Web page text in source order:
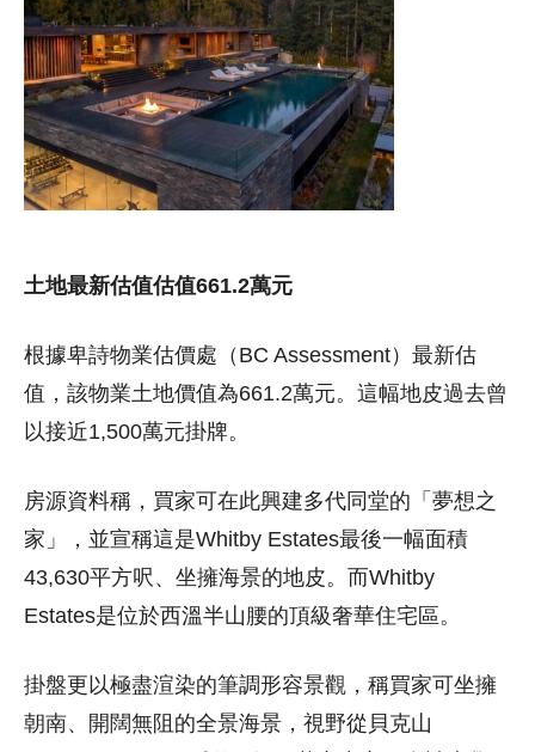
土地最新估值估值661.2萬元
根據卑詩物業估價處（BC Assessment）最新估
值，該物業土地價值為661.2萬元。這幅地皮過去曾
以接近1,500萬元掛牌。
房源資料稱，買家可在此興建多代同堂的「夢想之
家」，並宣稱這是Whitby Estates最後一幅面積
43,630平方呎、坐擁海景的地皮。而Whitby
Estates是位於西溫半山腰的頂級奢華住宅區。
掛盤更以極盡渲染的筆調形容景觀，稱買家可坐擁
朝南、開闊無阻的全景海景，視野從貝克山